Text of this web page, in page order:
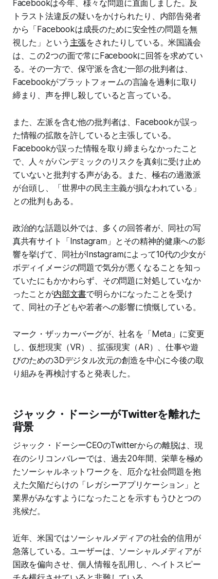
Facebookは今年、様々な問題に直面しました。反
トラスト法違反の疑いをかけられたり、内部告発者
から「Facebookは成長のために安全性の問題を無
視した」という 主張をされたりしている。米国議会
は、この2つの面で常にFacebookに回答を求めてい
る。その一方で、保守派を含む一部の批判者は、
Facebookがプラットフォームの言論を過剰に取り
締まり、声を押し殺していると言っている。
また、左派を含む他の批判者は、Facebookが誤っ
た情報の拡散を許していると主張している。
Facebookが誤った情報を取り締まらなかったこと
で、人々がパンデミックのリスクを真剣に受け止め
ていないと批判する声がある。また、極右の過激派
が台頭し、「世界中の民主主義が損なわれている」
との批判もある。
政治的な話題以外では、多くの回答者が、同社の写
真共有サイト「Instagram」とその精神的健康への影
響を挙げて、同社がInstagramによって10代の少女が
ボディイメージの問題で気分が悪くなることを知っ
ていたにもかかわらず、その問題に対処していなか
ったことが内部文書で明らかになったことを受け
て、同社の子どもや若者への影響に憤慨している。
マーク・ザッカーバーグが、社名を「Meta」に変更
し、仮想現実（VR）、拡張現実（AR）、仕事や遊
びのための3Dデジタル次元の創造を中心に今後の取
り組みを再検討すると発表した。
ジャック・ドーシーがTwitterを離れた
背景
ジャック・ドーシーCEOのTwitterからの離脱は、現
在のシリコンバレーでは、過去20年間、栄華を極め
たソーシャルネットワークを、厄介な社会問題を抱
えた欠陥だらけの「レガシーアプリケーション」と
業界がみなすようになったことを示すもうひとつの
兆候だ。
近年、米国ではソーシャルメディアの社会的信用が
急落している。ユーザーは、ソーシャルメディアが
国政を偏向させ、個人情報を乱用し、ヘイトスピー